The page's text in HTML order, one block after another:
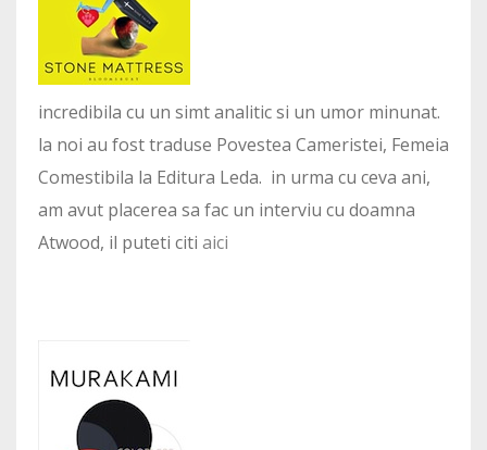
incredibila cu un simt analitic si un umor minunat.
la noi au fost traduse Povestea Cameristei, Femeia
Comestibila la Editura Leda. in urma cu ceva ani,
am avut placerea sa fac un interviu cu doamna
Atwood, il puteti citi aici